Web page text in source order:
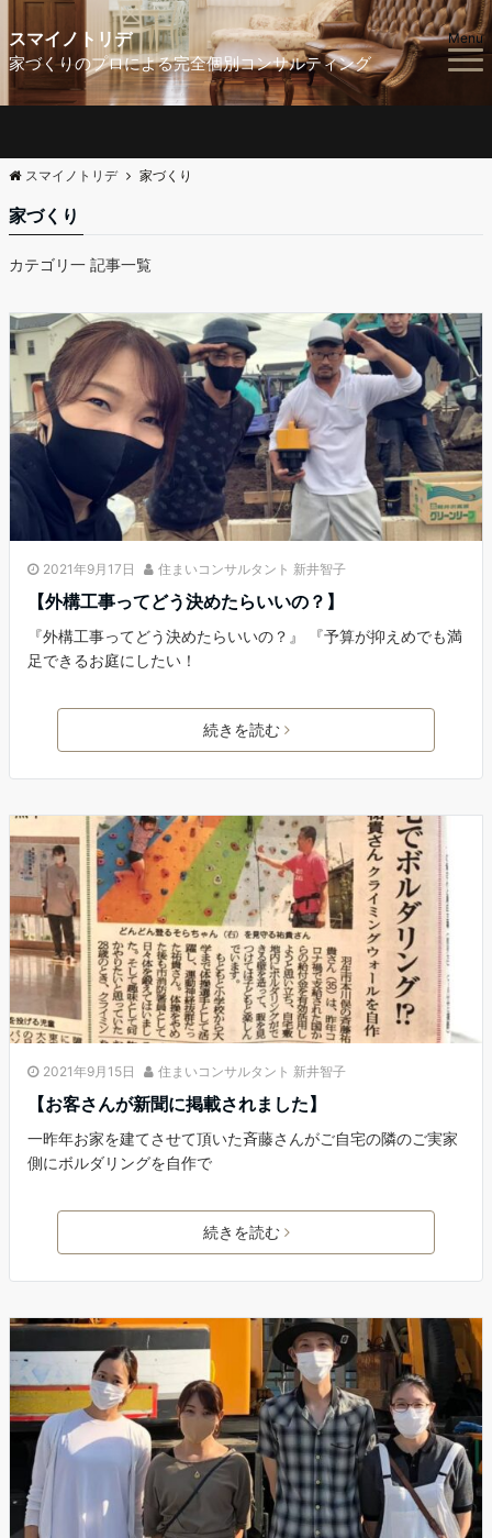
スマイノトリデ
家づくりのプロによる完全個別コンサルティング
Menu
スマイノトリデ 家づくり
家づくり
カテゴリ一 記事一覧
2021年9月17日 住まいコンサルタント 新井智子
【外構工事ってどう決めたらいいの？】
『外構工事ってどう決めたらいいの？』 『予算が抑えめでも満
足できるお庭にしたい！
続きを読む
2021年9月15日 住まいコンサルタント 新井智子
【お客さんが新聞に掲載されました】
一昨年お家を建てさせて頂いた斉藤さんがご自宅の隣のご実家
側にボルダリングを自作で
続きを読む